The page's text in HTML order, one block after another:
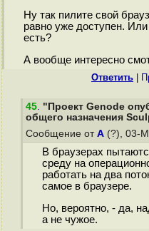
Ну так пилите свой
равно уже доступен.
есть?
А вообще интересно
Ответить
45. "Проект Genode
общего назначения
Сообщение от A (?), 03-
В браузерах
среду на
работать на два
самое в браузере.
Но, вероятно, - да,
а не чужое.